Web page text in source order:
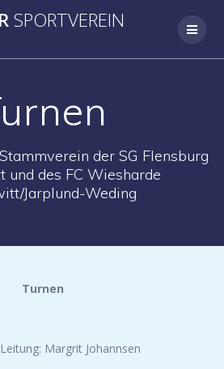
to
SPORTVEREIN
der SG Flensburg
und des FC Wiesharde
Jarplund-Weding
Turnen
Margrit Johannsen